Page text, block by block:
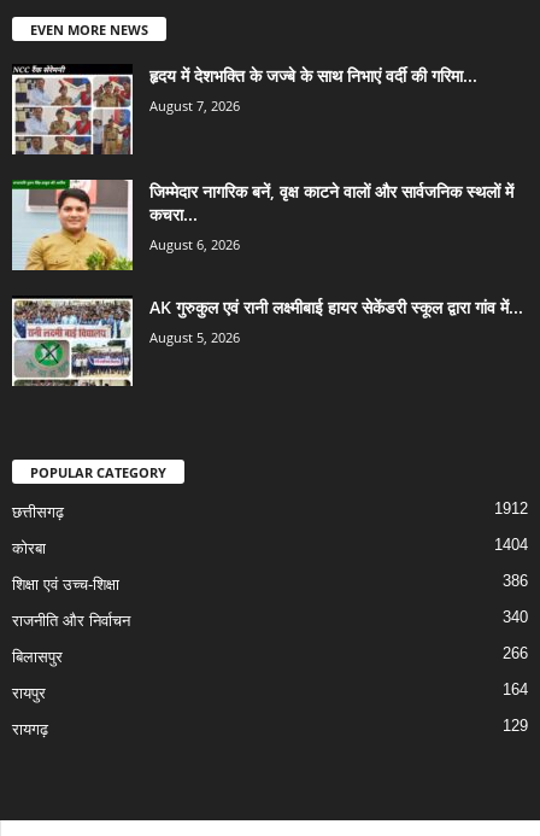
EVEN MORE NEWS
हृदय में देशभक्ति के जज्बे के साथ निभाएं वर्दी की गरिमा...
August 7, 2026
जिम्मेदार नागरिक बनें, वृक्ष काटने वालों और सार्वजनिक स्थलों में
कचरा...
August 6, 2026
AK गुरुकुल एवं रानी लक्ष्मीबाई हायर सेकेंडरी स्कूल द्वारा गांव में...
August 5, 2026
POPULAR CATEGORY
छत्तीसगढ़ 1912
कोरबा 1404
शिक्षा एवं उच्च-शिक्षा 386
राजनीति और निर्वाचन 340
बिलासपुर 266
रायपुर 164
रायगढ़ 129